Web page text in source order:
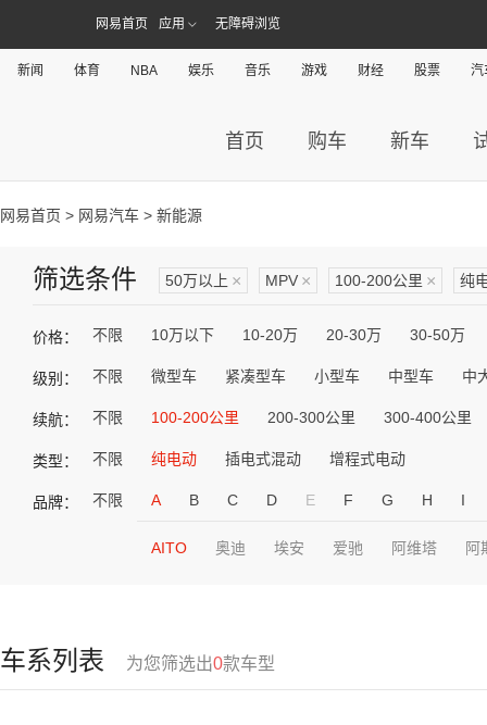
网易首页 应用 无障碍浏览
新闻 体育 NBA 娱乐 音乐 游戏 财经 股票 汽
首页 购车 新车
网易首页 > 网易汽车 > 新能源
筛选条件 50万以上 × MPV × 100-200公里 × 纯
价格： 不限 10万以下 10-20万 20-30万 30-50万
级别： 不限 微型车 紧凑型车 小型车 中型车 中
续航： 不限 100-200公里 200-300公里 300-400公里
类型： 不限 纯电动 插电式混动 增程式电动
品牌： 不限 A B C D E F G H I
AITO 奥迪 埃安 爱驰 阿维塔 阿
车系列表 为您筛选出0款车型